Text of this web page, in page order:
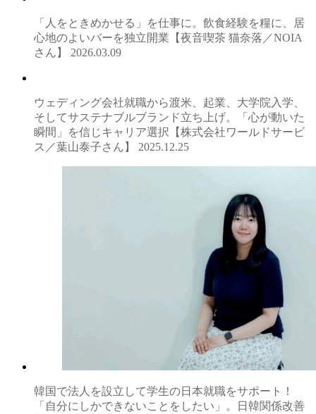
「人をときめかせる」を仕事に。飲食経験を糧に、居
心地のよいバーを独立開業【夜音喫茶 猫奈落／NOIA
さん】 2026.03.09
ウェディング会社就職から渡米、起業、大学院入学、
そしてサステナブルブランド立ち上げ。「心が動いた
瞬間」を信じキャリア選択【株式会社ワールドサービ
ス／葉山泰子さん】 2025.12.25
韓国で法人を設立して学生の日本就職をサポート！
「自分にしかできないことをしたい」。日韓関係改善